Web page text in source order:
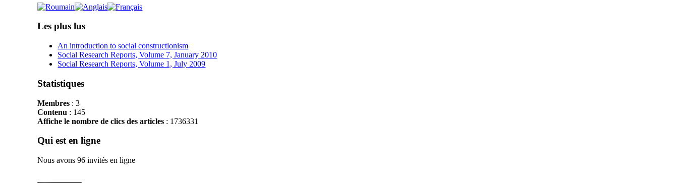
Les plus lus
An introduction to social constructionism
Social Research Reports, Volume 7, January 2010
Social Research Reports, Volume 1, July 2009
Statistiques
Membres : 3
Contenu : 145
Affiche le nombre de clics des articles : 1736331
Qui est en ligne
Nous avons 96 invités en ligne